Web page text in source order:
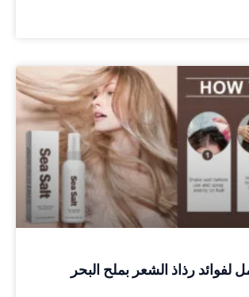
لفوائد رذاذ الشعر بملح البحر